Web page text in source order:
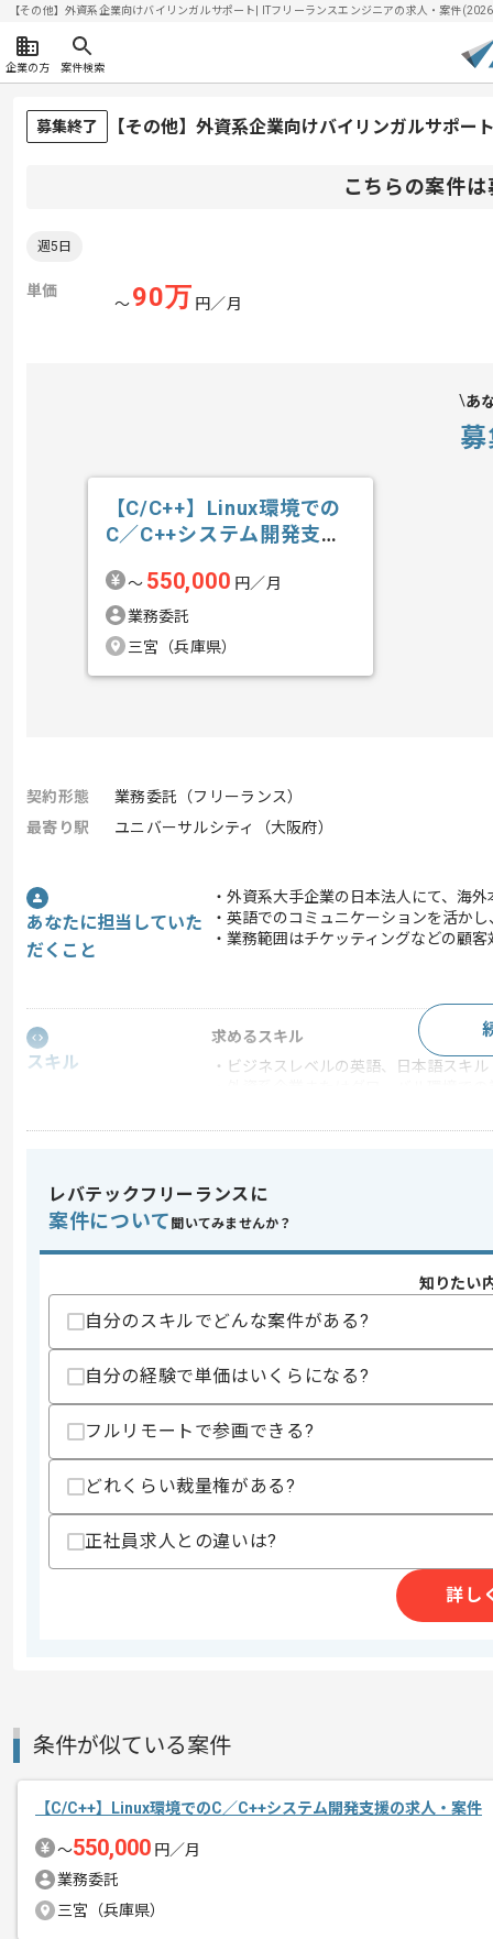
【その他】外資系企業向けバイリンガルサポート| ITフリーランスエンジニアの求人・案件
企業の方 案件検索
募集終了 【その他】外資系企業向けバイリンガルサポー
こちらの案件
週5日
単価
〜90万 円／月
あ
【C/C++】Linux環境での
C／C++システム開発支援
〜 550,000 円／月
業務委託
三宮（兵庫県）
契約形態
業務委託（フリーランス）
最寄り駅
ユニバーサルシティ（大阪府）
あなたに担当していた
だくこと
・外資系大手企業の日本法人にて、海
・英語でのコミュニケーションを活か
・業務範囲はチケッティングなどの顧
スキル
求めるスキル
・ビジネスレベルの英語、日本語スキ
・プロジェクトマネジメント経験
・IT領域（HRシステム、業務改善等）
スキルに不安がある方へ
上記に似た経験やスキルをお持ちであれば
精算・お支払い
精算条件
有
精算基準時間
140時間〜180時間
支払いサイト
その他募集要項
商談回数
募集人数
1人
2025/11/01
メント
ご経験と実績に応じてスライド案件の
レバテックフリーランスに
案件について 聞いてみませんか？
知りたい
自分のスキルでどんな案件がある?
自分の経験で単価はいくらになる?
フルリモートで参画できる?
どれくらい裁量権がある?
正社員求人との違いは?
詳し
条件が似ている案件
【C/C++】Linux環境でのC／C++システム開発支援の求人・案件
〜550,000 円／月
業務委託
三宮（兵庫県）